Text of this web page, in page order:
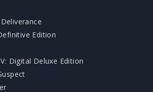
Edition
Digital Deluxe Edition